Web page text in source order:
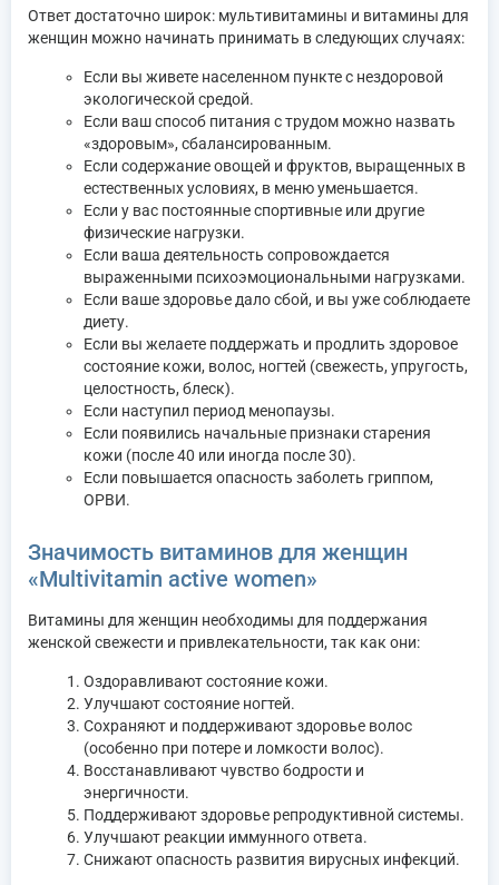
Ответ достаточно широк: мультивитамины и витамины для
женщин можно начинать принимать в следующих случаях:
Если вы живете населенном пункте с нездоровой
экологической средой.
Если ваш способ питания с трудом можно назвать
«здоровым», сбалансированным.
Если содержание овощей и фруктов, выращенных в
естественных условиях, в меню уменьшается.
Если у вас постоянные спортивные или другие
физические нагрузки.
Если ваша деятельность сопровождается
выраженными психоэмоциональными нагрузками.
Если ваше здоровье дало сбой, и вы уже соблюдаете
диету.
Если вы желаете поддержать и продлить здоровое
состояние кожи, волос, ногтей (свежесть, упругость,
целостность, блеск).
Если наступил период менопаузы.
Если появились начальные признаки старения
кожи (после 40 или иногда после 30).
Если повышается опасность заболеть гриппом,
ОРВИ.
Значимость витаминов для женщин
«Multivitamin active women»
Витамины для женщин необходимы для поддержания
женской свежести и привлекательности, так как они:
Оздоравливают состояние кожи.
Улучшают состояние ногтей.
Сохраняют и поддерживают здоровье волос
(особенно при потере и ломкости волос).
Восстанавливают чувство бодрости и
энергичности.
Поддерживают здоровье репродуктивной системы.
Улучшают реакции иммунного ответа.
Снижают опасность развития вирусных инфекций.